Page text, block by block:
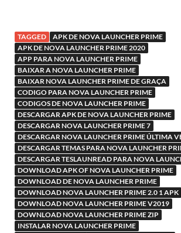
TAGGED
APK DE NOVA LAUNCHER PRIME
APK DE NOVA LAUNCHER PRIME 2020
APP PARA NOVA LAUNCHER PRIME
BAIXAR A NOVA LAUNCHER PRIME
BAIXAR NOVA LAUNCHER PRIME DE GRAÇA
CODIGO PARA NOVA LAUNCHER PRIME
CODIGOS DE NOVA LAUNCHER PRIME
DESCARGAR APK DE NOVA LAUNCHER PRIME
DESCARGAR NOVA LAUNCHER PRIME 7
DESCARGAR NOVA LAUNCHER PRIME ÚLTIMA
DESCARGAR TEMAS PARA NOVA LAUNCHER
DESCARGAR TESLAUNREAD PARA NOVA
DOWNLOAD APK OF NOVA LAUNCHER PRIME
DOWNLOAD DE NOVA LAUNCHER PRIME
DOWNLOAD NOVA LAUNCHER PRIME 2.0 1 APK
DOWNLOAD NOVA LAUNCHER PRIME V2019
DOWNLOAD NOVA LAUNCHER PRIME ZIP
INSTALAR NOVA LAUNCHER PRIME